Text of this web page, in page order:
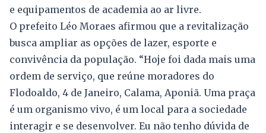
e equipamentos de academia ao ar livre.
O prefeito Léo Moraes afirmou que a revitalização
busca ampliar as opções de lazer, esporte e
convivência da população. “Hoje foi dada mais uma
ordem de serviço, que reúne moradores do
Flodoaldo, 4 de Janeiro, Calama, Aponiã. Uma praça
é um organismo vivo, é um local para a sociedade
interagir e se desenvolver. Eu não tenho dúvida de